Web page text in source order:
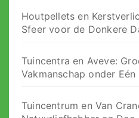
Houtpellets en
Sfeer voor de Donkere
Tuincentra en Aveve:
Vakmanschap onder Eén
Tuincentrum en Van